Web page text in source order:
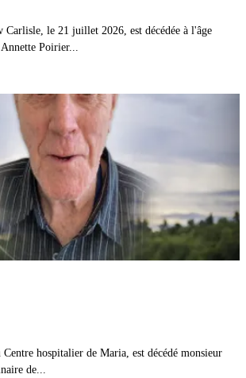
le 21 juillet 2026, est décédée à l'âge
Poirier...
hospitalier de Maria, est décédé monsieur
de...